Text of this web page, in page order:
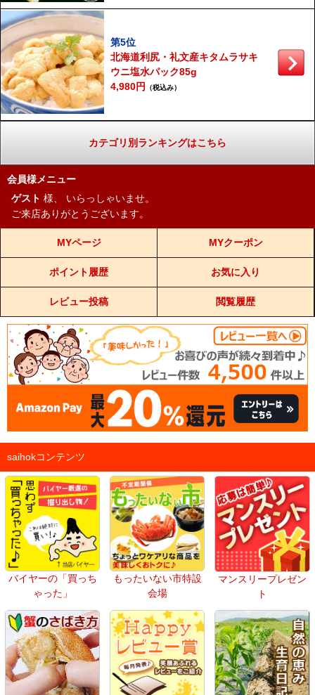
第5位
北海道利尻・礼文産キタムラサキ
ウニ塩水パック85g
4,980円 （税込み）
カテゴリ別ランキングはこちら
会員様メニュー
ゲスト 様、
いらっしゃいませ。
ご来店ありがとうございます。
MYページ MYクーポン
ポイント履歴 お気に入り
レビュー投稿 閲覧履歴
saihokコンテンツ
バイヤーの「買っち
ゃった」
もったいない市特設
会場
マンスリープレゼン
ト